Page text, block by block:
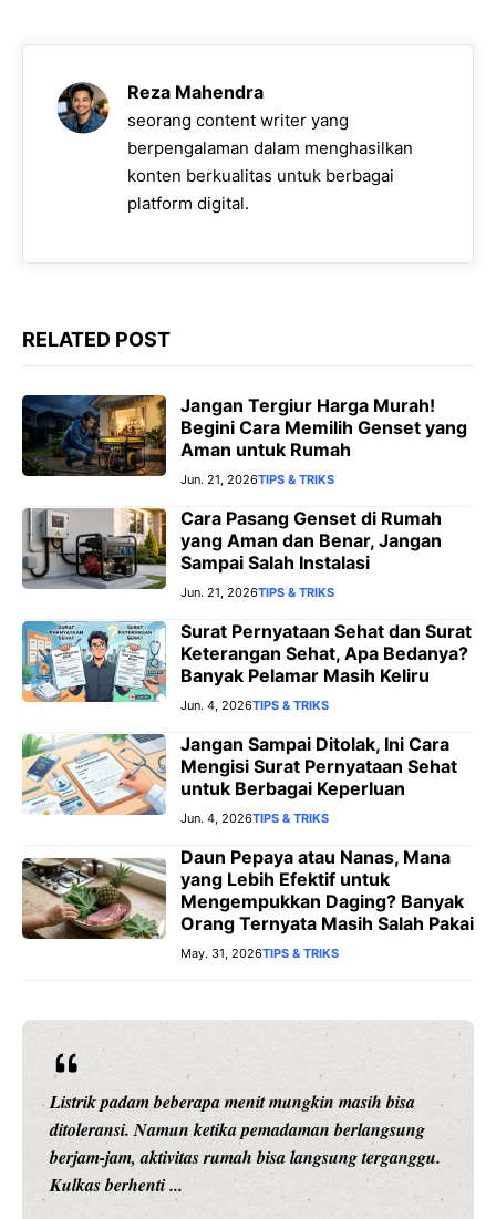
b s
A
p
g
r
a
m
e
n
g
e
r
L
i
n
k
Reza Mahendra
seorang content writer yang
berpengalaman dalam menghasilkan
konten berkualitas untuk berbagai
platform digital.
RELATED POST
Jangan Tergiur Harga Murah!
Begini Cara Memilih Genset yang
Aman untuk Rumah
Jun. 21, 2026TIPS & TRIKS
Cara Pasang Genset di Rumah
yang Aman dan Benar, Jangan
Sampai Salah Instalasi
Jun. 21, 2026TIPS & TRIKS
Surat Pernyataan Sehat dan Surat
Keterangan Sehat, Apa Bedanya?
Banyak Pelamar Masih Keliru
Jun. 4, 2026TIPS & TRIKS
Jangan Sampai Ditolak, Ini Cara
Mengisi Surat Pernyataan Sehat
untuk Berbagai Keperluan
Jun. 4, 2026TIPS & TRIKS
Daun Pepaya atau Nanas, Mana
yang Lebih Efektif untuk
Mengempukkan Daging? Banyak
Orang Ternyata Masih Salah Pakai
May. 31, 2026TIPS & TRIKS
Pernah mengalami listrik padam saat sedang bekerja,
anak belajar online, atau makanan di kulkas mulai
mencair karena pemadaman berlangsung berjam-
jam? ...